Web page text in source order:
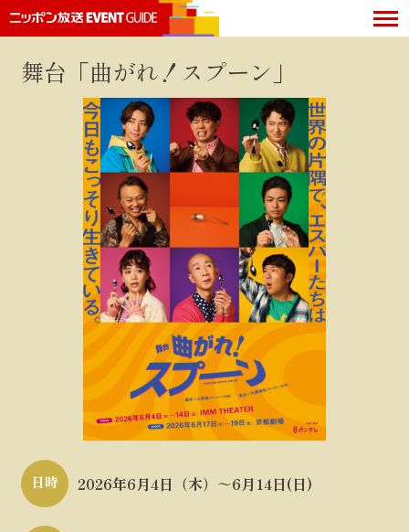
舞台「曲がれ！スプーン」
日時 2026年6月4日（木）～6月14日(日)